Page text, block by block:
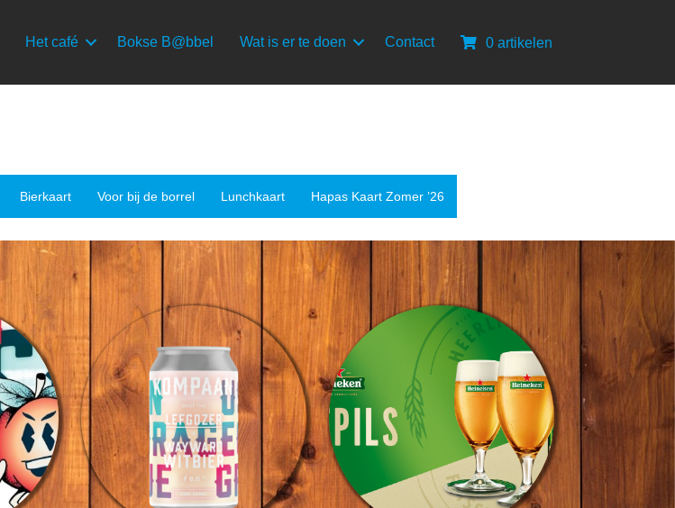
Het café Bokse B@bbel Wat is er te doen Contact 0 artikelen
Bierkaart Voor bij de borrel Lunchkaart Hapas Kaart Zomer ’26